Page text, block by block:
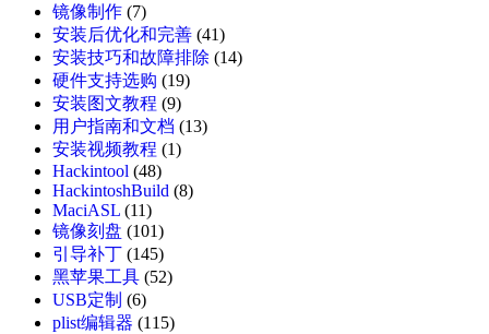
镜像制作 (7)
安装后优化和完善 (41)
安装技巧和故障排除 (14)
硬件支持选购 (19)
安装图文教程 (9)
用户指南和文档 (13)
安装视频教程 (1)
Hackintool (48)
HackintoshBuild (8)
MaciASL (11)
镜像刻盘 (101)
引导补丁 (145)
黑苹果工具 (52)
USB定制 (6)
plist编辑器 (115)